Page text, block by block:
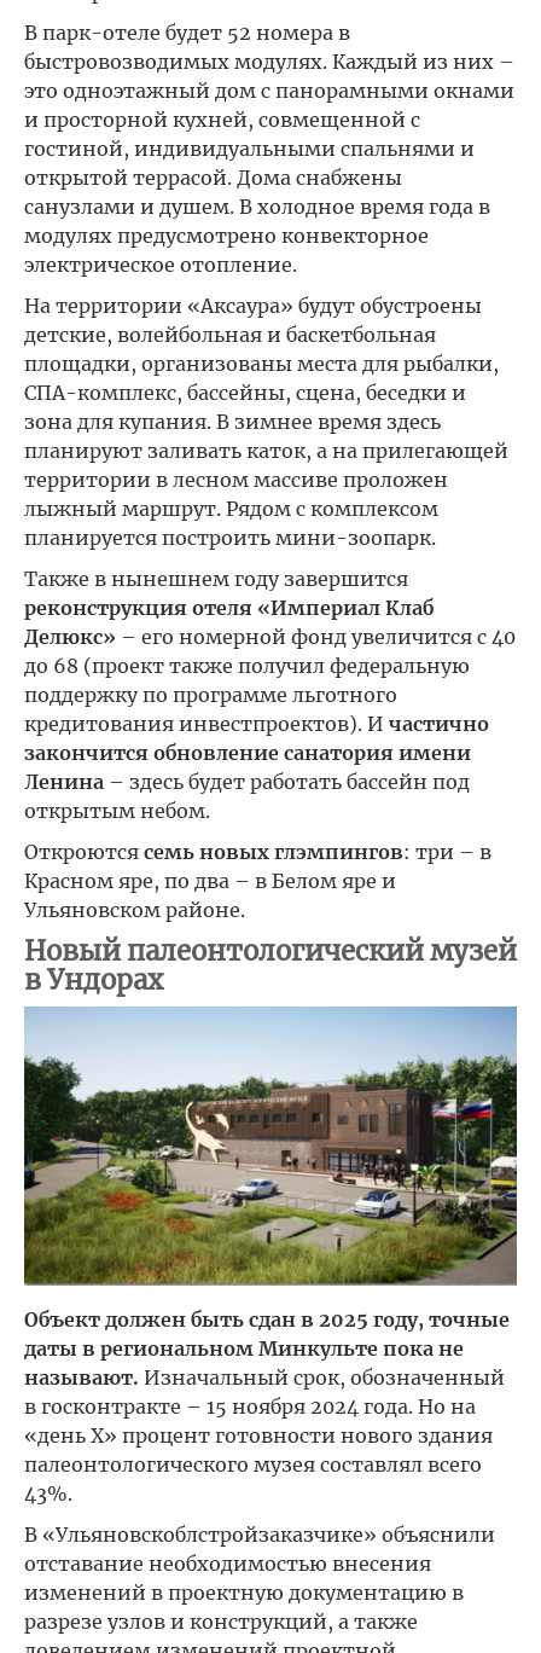
В парк-отеле будет 52 номера в
быстровозводимых модулях. Каждый из них –
это одноэтажный дом с панорамными окнами
и просторной кухней, совмещенной с
гостиной, индивидуальными спальнями и
открытой террасой. Дома снабжены
санузлами и душем. В холодное время года в
модулях предусмотрено конвекторное
электрическое отопление.
На территории «Аксаура» будут обустроены
детские, волейбольная и баскетбольная
площадки, организованы места для рыбалки,
СПА-комплекс, бассейны, сцена, беседки и
зона для купания. В зимнее время здесь
планируют заливать каток, а на прилегающей
территории в лесном массиве проложен
лыжный маршрут. Рядом с комплексом
планируется построить мини-зоопарк.
Также в нынешнем году завершится
реконструкция отеля «Империал Клаб
Делюкс» – его номерной фонд увеличится с 40
до 68 (проект также получил федеральную
поддержку по программе льготного
кредитования инвестпроектов). И частично
закончится обновление санатория имени
Ленина – здесь будет работать бассейн под
открытым небом.
Откроются семь новых глэмпингов: три – в
Красном яре, по два – в Белом яре и
Ульяновском районе.
Новый палеонтологический музей
в Ундорах
Объект должен быть сдан в 2025 году, точные
даты в региональном Минкульте пока не
называют. Изначальный срок, обозначенный
в госконтракте – 15 ноября 2024 года. Но на
«день Х» процент готовности нового здания
палеонтологического музея составлял всего
43%.
В «Ульяновскоблстройзаказчике» объяснили
отставание необходимостью внесения
изменений в проектную документацию в
разрезе узлов и конструкций, а также